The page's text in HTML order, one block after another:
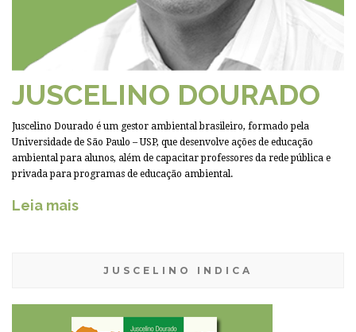
JUSCELINO DOURADO
Juscelino Dourado é um gestor ambiental brasileiro, formado pela
Universidade de São Paulo – USP, que desenvolve ações de educação
ambiental para alunos, além de capacitar professores da rede pública e
privada para programas de educação ambiental.
Leia mais
JUSCELINO INDICA